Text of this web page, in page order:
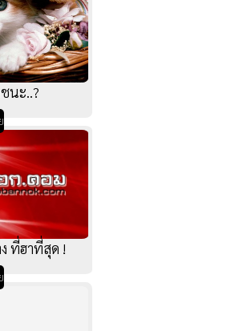
นะ..?
ที่ฮาที่สุด !